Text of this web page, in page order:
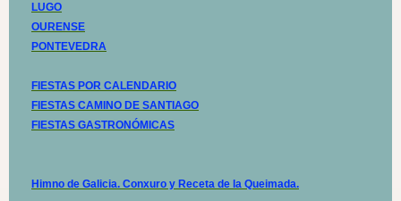
LUGO
OURENSE
PONTEVEDRA
FIESTAS POR CALENDARIO
FIESTAS CAMINO DE SANTIAGO
FIESTAS GASTRONÓMICAS
Himno de Galicia. Conxuro y Receta de la Queimada.